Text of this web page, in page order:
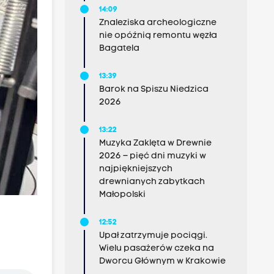
14:09
Znaleziska archeologiczne
nie opóźnią remontu węzła
Bagatela
13:39
Barok na Spiszu Niedzica
2026
13:22
Muzyka Zaklęta w Drewnie
2026 – pięć dni muzyki w
najpiękniejszych
drewnianych zabytkach
Małopolski
12:52
Upał zatrzymuje pociągi.
Wielu pasażerów czeka na
Dworcu Głównym w Krakowie